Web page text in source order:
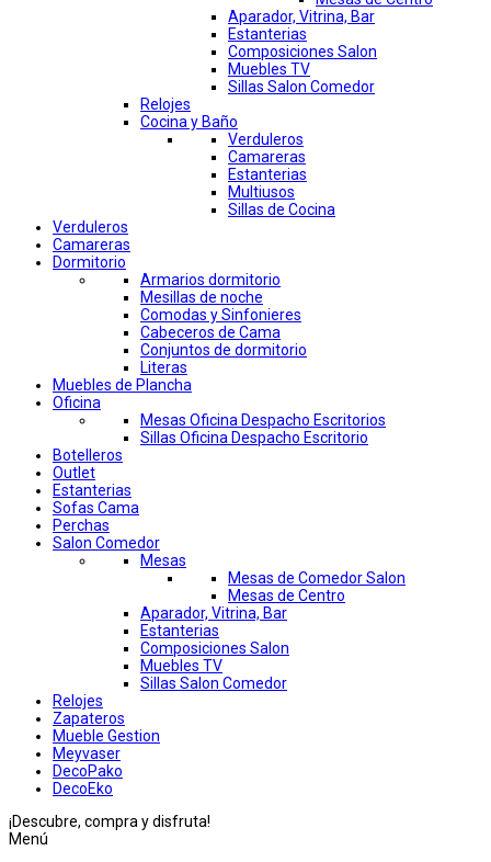
Aparador, Vitrina, Bar
Estanterias
Composiciones Salon
Muebles TV
Sillas Salon Comedor
Relojes
Cocina y Baño
Verduleros
Camareras
Estanterias
Multiusos
Sillas de Cocina
Verduleros
Camareras
Dormitorio
Armarios dormitorio
Mesillas de noche
Comodas y Sinfonieres
Cabeceros de Cama
Conjuntos de dormitorio
Literas
Muebles de Plancha
Oficina
Mesas Oficina Despacho Escritorios
Sillas Oficina Despacho Escritorio
Botelleros
Outlet
Estanterias
Sofas Cama
Perchas
Salon Comedor
Mesas
Mesas de Comedor Salon
Mesas de Centro
Aparador, Vitrina, Bar
Estanterias
Composiciones Salon
Muebles TV
Sillas Salon Comedor
Relojes
Zapateros
Mueble Gestion
Meyvaser
DecoPako
DecoEko
¡Descubre, compra y disfruta!
Menú